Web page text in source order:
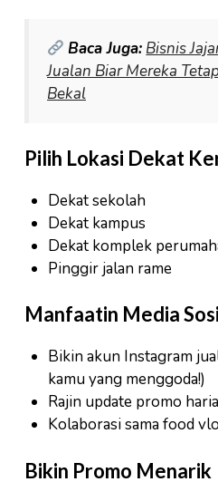
Baca Juga: Bisnis
Jualan Biar Mereka
Bekal
Pilih Lokasi Dekat
Dekat sekolah
Dekat kampus
Dekat komplek
Pinggir jalan rame
Manfaatin Media
Bikin akun Instagram
kamu yang menggoda!)
Rajin update promo
Kolaborasi sama food
Bikin Promo Menarik